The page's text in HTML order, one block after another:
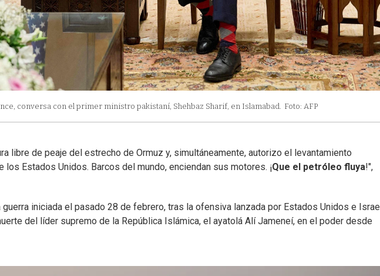
conversa con el primer ministro pakistaní, Shehbaz Sharif, en Islamabad. Foto: AFP
libre de peaje del estrecho de Ormuz y, simultáneamente, autorizo el levantamiento
los Estados Unidos. Barcos del mundo, enciendan sus motores. ¡Que el petróleo fluya!",
guerra iniciada el pasado 28 de febrero, tras la ofensiva lanzada por Estados Unidos e Israel
del líder supremo de la República Islámica, el ayatolá Alí Jameneí, en el poder desde